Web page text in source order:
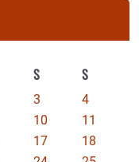
S S
3
4
10
11
17
18